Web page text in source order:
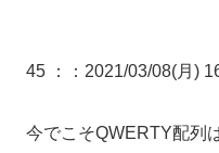
45 ： ：2021/03/08(月)
今でこそQWERTY配列